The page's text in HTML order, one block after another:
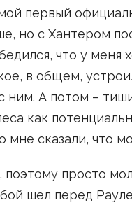
первый
но с Хантером
что у меня
в общем,
ним. А потом –
как
мне сказали, что
просто
шел перед